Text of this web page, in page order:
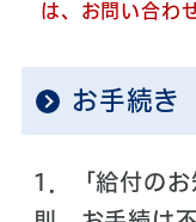
は、お問い合わ
お手続き
1．「給付の